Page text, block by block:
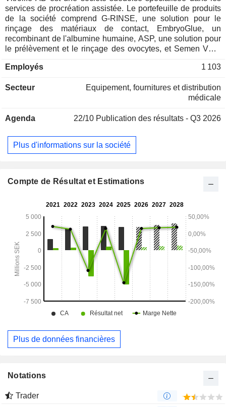
services de procréation assistée. Le portefeuille de produits
de la société comprend G-RINSE, une solution pour le
rinçage des matériaux de contact, EmbryoGlue, un
recombinant de l'albumine humaine, ASP, une solution pour
le prélèvement et le rinçage des ovocytes, et Semen VTS,
fournit également une gamme de solutions procédurales
d'embryons et le prélèvement d'ovocytes, telles que le
contrôle de la température, le contrôle des conditions, le
soutien aux embryons. La société est présente en Australie,
au Royaume-Uni, entre autres, et exerce ses activités par
l'intermédiaire d'un certain nombre de filiales, telles que
Employés 1 103
Secteur
Equipement, fournitures et distribution
médicale
Agenda 22/10 Publication des résultats - Q3 2026
Plus d'informations sur la société
Compte de Résultat et Estimations
Plus de données financières
Notations
Trader